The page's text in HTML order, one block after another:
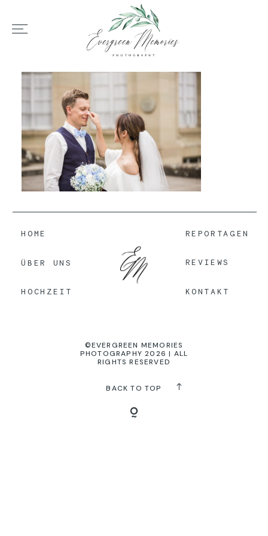
HOME
ÜBER UNS
HOCHZEIT
REPORTAGEN
REVIEWS
KONTAKT
©EVERGREEN MEMORIES
PHOTOGRAPHY 2026 | ALL
RIGHTS RESERVED
BACK TO TOP
HOME
ÜBER UNS
HOCHZEIT
REVIEWS